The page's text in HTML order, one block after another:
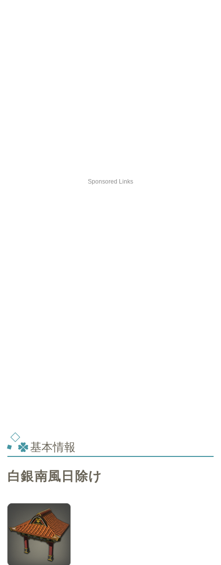
Sponsored Links
基本情報
白銀南風日除け